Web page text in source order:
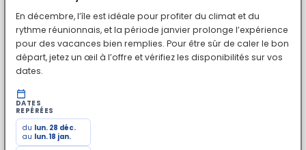
En décembre, l’île est idéale pour profiter du climat et du
rythme réunionnais, et la période janvier prolonge l’expérience
pour des vacances bien remplies. Pour être sûr de caler le bon
départ, jetez un œil à l’offre et vérifiez les disponibilités sur vos
dates.
DATES
REPÉRÉES
du lun. 28 déc.
au lun. 18 jan.